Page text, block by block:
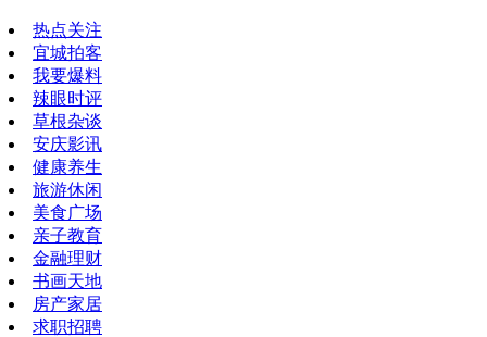
热点关注
宜城拍客
我要爆料
辣眼时评
草根杂谈
安庆影讯
健康养生
旅游休闲
美食广场
亲子教育
金融理财
书画天地
房产家居
求职招聘